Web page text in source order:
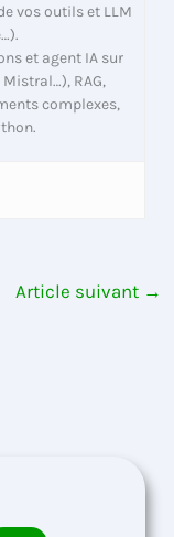
vos outils et LLM
et agent IA sur
RAG,
complexes,
Article suivant →